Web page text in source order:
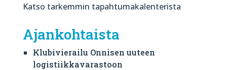
Katso tarkemmin tapahtumakalenterista
Ajankohtaista
Klubivierailu Onnisen uuteen
logistiikkavarastoon